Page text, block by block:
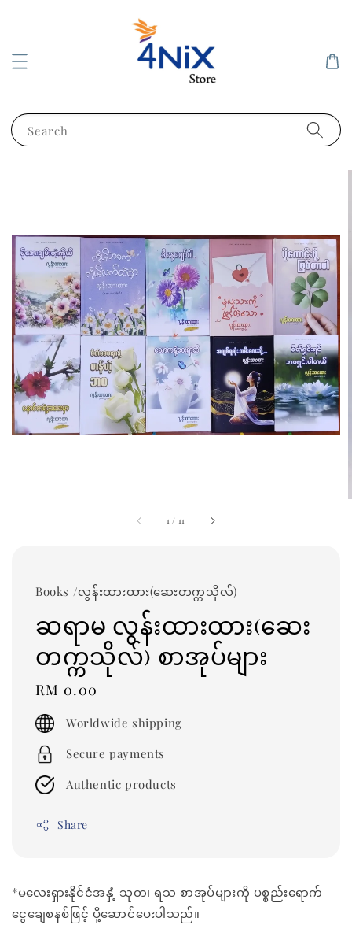
Search
1 / 11
Books /လွန်းထားထား(ဆေးတက္ကသိုလ်)
ဆရာမ လွန်းထားထား(ဆေး
တက္ကသိုလ်) စာအုပ်များ
Regular
price
RM 0.00
Worldwide shipping
Secure payments
Authentic products
Share
*မလေးရှားနိုင်ငံအနှံ့ သုတ၊ ရသ စာအုပ်များကို ပစ္စည်းရောက်
ငွေချေစနစ်ဖြင့် ပို့ဆောင်ပေးပါသည်။